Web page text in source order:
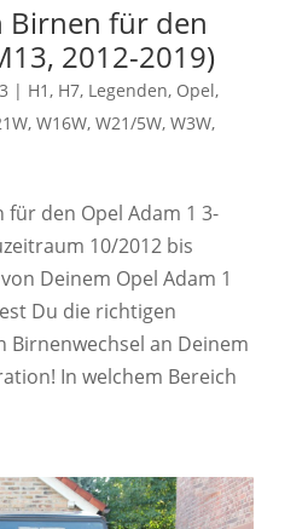
Birnen für den
2012-2019)
| H1, H7, Legenden, Opel,
, W16W, W21/5W, W3W,
den Opel Adam 1 3-
10/2012 bis
Deinem Opel Adam 1
Du die richtigen
an Deinem
In welchem Bereich